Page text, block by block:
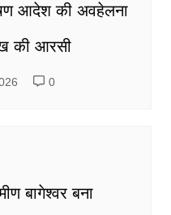
आदेश की अवहेलना
की आरसी
0
बागेश्वर बना